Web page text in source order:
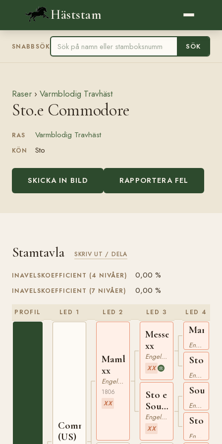
Häststam
SNABBSÖK SÖK
Raser › Varmblodig Travhäst
Sto.e Commodore
RAS Varmblodig Travhäst
KÖN Sto
SKICKA IN BILD RAPPORTERA FEL
Stamtavla SKRIV UT / DELA
INAVELSKOEFFICIENT (4 NIVÅER) 0,00 %
INAVELSKOEFFICIENT (7 NIVÅER) 0,00 %
PROFIL LED 1
Commodore
(US)
LED 2
Mambrino
xx
Engelskt Fullblod
1806
XX
LED 3
Messenger
xx
Engelskt Fullblod
XX
Sto e
Sourcout
xx
Engelskt Fullblod
XX
LED 4
xxEngelskt Fullblod
Sto
e
Turf
xx
Engelskt Fullblod
xxEngelskt Fullblod
Sto
e